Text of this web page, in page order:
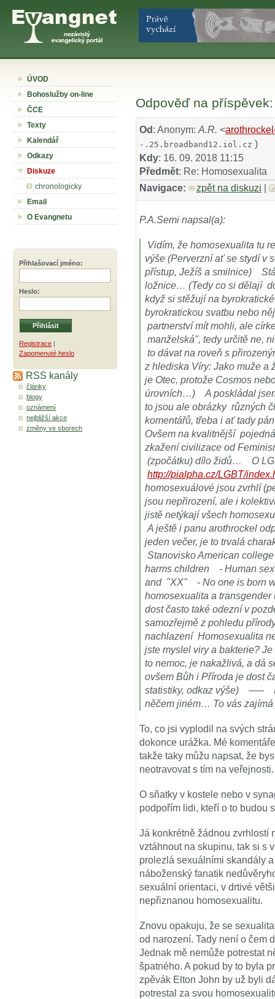
ÚVOD
Bohoslužby on-line
ČCE
Texty
Kalendář
Odkazy
Diskuze
chronologicky
Email
O Evangnetu
Přihlašovací jméno:
Heslo:
Registrace |
Zapomenuté heslo
RSS kanály
články
blogy
oznámení
nejbližší akce
změny ve sborech
Odpověď na
Od : Anonym: A.R. <
-.25.broadband12.iol.cz )
Kdy: 16. 09. 2018 11:15
Předmět: Re: Homosexualita
Navigace:
zpět na diskuzi
P.A.Semi napsal(a):
Vidím, že homosexualita tu
výše (Perverzní ať se stydí v
přístup, Ježíš a smilnice)
ložnice… (Tedy co si dělají
když si stěžují na
byrokratickou svatbu nebo
partnerství mít mohli, ale
manželská", tedy určitě ne,
to dávat na roveň s
z hlediska Víry: Jako muže a
je Otec, protože Cosmos
úrovních…) A poskládal
to jsou ale obrázky různých
komentářů, třeba i ať tady
Ovšem na kvalitnější
zkažení civilizace od
(zpočátku) dílo židů… O
http://pialpha.cz/LGBT/
homosexuálové jsou zvrhlí
jsou nepřirození, ale i
jistě netýkají všech
A ještě i panu arothrockel
jeden večer, je to trvalá
Stanovisko American
harms children - Human
and "XX" - No one is born
homosexualita a
dost často také odezní v
samozřejmě z pohledu
nachlazení Homosexualita
jste myslel viry a bakterie?
to nemoc, je nakažlivá, a dá
ovšem Bůh i Příroda je dost
statistiky, odkaz výše) —–
něčem jiném… To vás
To, co jsi vyplodil na svých
dokonce urážka. Mé
takže taky můžu napsat, že
neotravovat s tím na
O sňatky v kostele nebo v
podpořím lidi, kteří o to budou
Já konkrétně žádnou zvrhlostí
vztáhnout na skupinu, tak si s
prolezlá sexuálními skandály
náboženský fanatik
sexuální orientaci, v drtivé
nepřiznanou homosexualitu.
Znovu opakuju, že se
od narození. Tady není o čem
Jednak mě nemůže potrestat
špatného. A pokud by to byla
zpěvák Elton John by už byli
potrestal za svou